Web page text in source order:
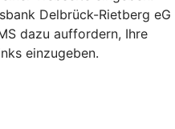
Delbrück-Rietberg eG
dazu auffordern, Ihre
einzugeben.